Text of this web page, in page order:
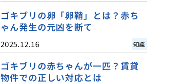
ゴキブリの卵「卵鞘」とは？赤ち
ゃん発生の元凶を断て
2025.12.16 知識
ゴキブリの赤ちゃんが一匹？賃貸
物件での正しい対応とは